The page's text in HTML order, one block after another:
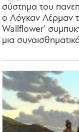
σύστημα του
ο Λόγκαν Λέρμαν
Wallflower'
μια